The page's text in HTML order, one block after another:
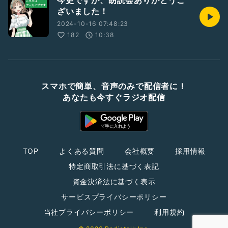
ざいました！
2024-10-16 07:48:23
182
10:38
スマホで簡単、音声のみで配信者に！
あなたも今すぐラジオ配信
TOP よくある質問 会社概要
採用情報
特定商取引法に基づく表記
資金決済法に基づく表示
サービスプライバシーポリシー
当社プライバシーポリシー
利用規約